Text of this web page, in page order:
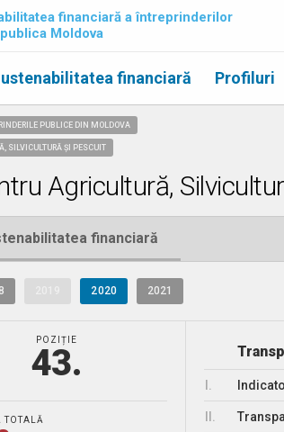
financiară a întreprinderilor
Moldova
financiară Profiluri
PUBLICE DIN MOLDOVA
SILVICULTURĂ ȘI PESCUIT
Agricultură,
financiară
2020 2021
POZIȚIE
43.
TOTALĂ